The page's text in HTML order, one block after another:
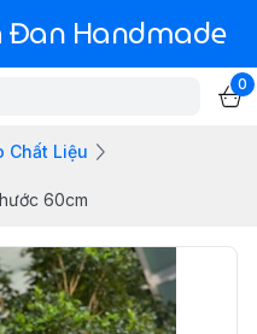
Đan Handmade
0
Chất Liệu
60cm